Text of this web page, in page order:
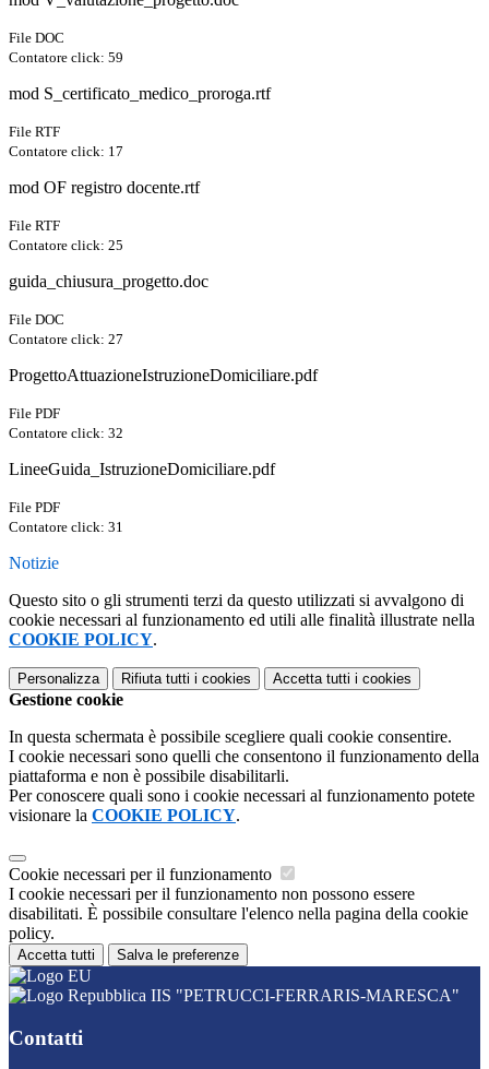
File DOC
Contatore click: 59
mod S_certificato_medico_proroga.rtf
File RTF
Contatore click: 17
mod OF registro docente.rtf
File RTF
Contatore click: 25
guida_chiusura_progetto.doc
File DOC
Contatore click: 27
ProgettoAttuazioneIstruzioneDomiciliare.pdf
File PDF
Contatore click: 32
LineeGuida_IstruzioneDomiciliare.pdf
File PDF
Contatore click: 31
Notizie
Questo sito o gli strumenti terzi da questo utilizzati si avvalgono di
cookie necessari al funzionamento ed utili alle finalità illustrate nella
COOKIE POLICY.
Personalizza Rifiuta tutti i cookies Accetta tutti i cookies
Gestione cookie
In questa schermata è possibile scegliere quali cookie consentire.
I cookie necessari sono quelli che consentono il funzionamento della
piattaforma e non è possibile disabilitarli.
Per conoscere quali sono i cookie necessari al funzionamento potete
visionare la COOKIE POLICY.
Cookie necessari per il funzionamento
I cookie necessari per il funzionamento non possono essere
disabilitati. È possibile consultare l'elenco nella pagina della cookie
policy.
Accetta tutti Salva le preferenze
IIS "PETRUCCI-FERRARIS-MARESCA"
Contatti